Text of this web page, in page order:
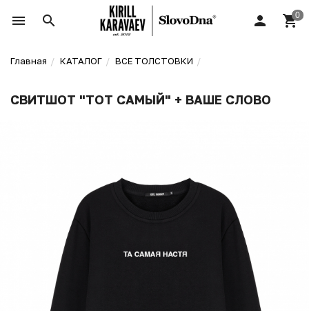
Главная КАТАЛОГ ВСЕ ТОЛСТОВКИ
СВИТШОТ "ТОТ САМЫЙ" + ВАШЕ СЛОВО